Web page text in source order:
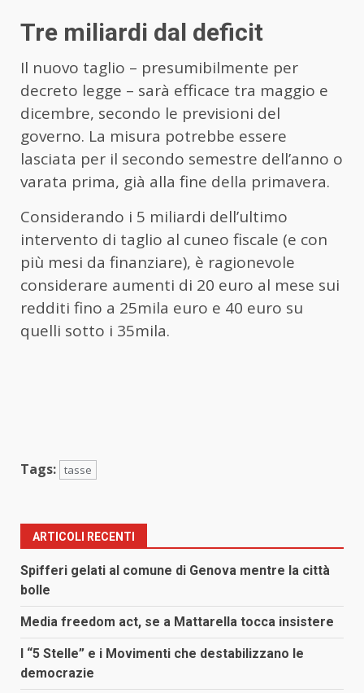
Tre miliardi dal deficit
Il nuovo taglio – presumibilmente per
decreto legge – sarà efficace tra maggio e
dicembre, secondo le previsioni del
governo. La misura potrebbe essere
lasciata per il secondo semestre dell’anno o
varata prima, già alla fine della primavera.
Considerando i 5 miliardi dell’ultimo
intervento di taglio al cuneo fiscale (e con
più mesi da finanziare), è ragionevole
considerare aumenti di 20 euro al mese sui
redditi fino a 25mila euro e 40 euro su
quelli sotto i 35mila.
Tags: tasse
ARTICOLI RECENTI
Spifferi gelati al comune di Genova mentre la città
bolle
Media freedom act, se a Mattarella tocca insistere
I “5 Stelle” e i Movimenti che destabilizzano le
democrazie